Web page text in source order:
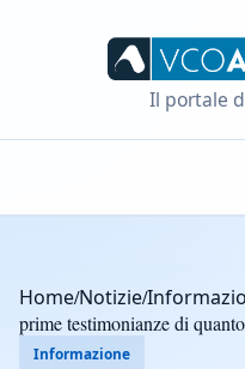
Il portale
Home/Notizie/
prime testimonianze di
Informazione